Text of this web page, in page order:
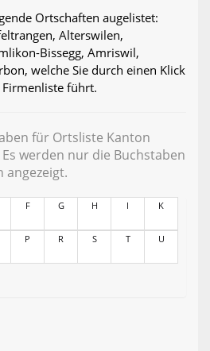
Ortschaften augelistet:
Alterswilen,
Bissegg, Amriswil,
welche Sie durch einen Klick
führt.
für Ortsliste Kanton
werden nur die Buchstaben
angezeigt.
F G H I K
P R S T U